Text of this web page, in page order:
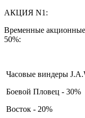
АКЦИЯ N1:
Временные
50%:
Часовые виндеры
Боевой Пловец - 30%
Восток - 20%